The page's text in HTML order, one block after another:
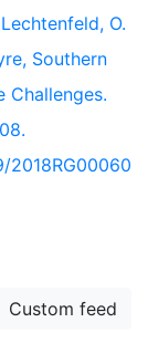
O.
Southern
Challenges.
Custom feed